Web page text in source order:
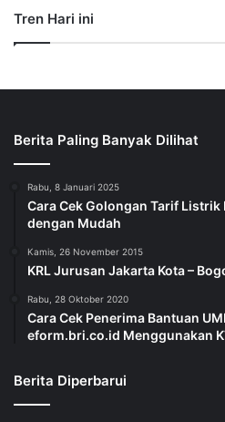
Tren Hari ini
Berita Paling Banyak Dilihat
Rabu, 8 Januari 2025
Cara Cek Golongan Tarif Listrik
dengan Mudah
Kamis, 26 November 2015
KRL Jurusan Jakarta Kota –
Rabu, 28 Oktober 2020
Cara Cek Penerima Bantuan
eform.bri.co.id Menggunakan
Berita Diperbarui